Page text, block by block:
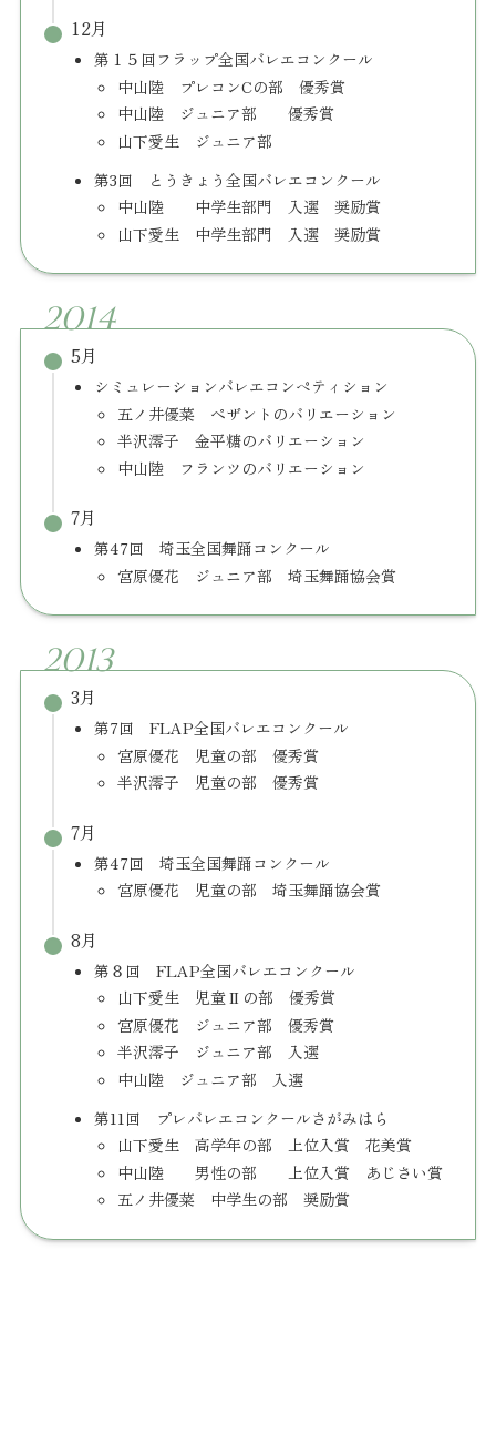
12月
第１５回フラップ全国バレエコンクール
中山陸 プレコンCの部 優秀賞
中山陸 ジュニア部 優秀賞
山下愛生 ジュニア部
第3回 とうきょう全国バレエコンクール
中山陸 中学生部門 入選 奨励賞
山下愛生 中学生部門 入選 奨励賞
2014
5月
シミュレーションバレエコンペティション
五ノ井優菜 ぺザントのバリエーション
半沢澪子 金平糖のバリエーション
中山陸 フランツのバリエーション
7月
第47回 埼玉全国舞踊コンクール
宮原優花 ジュニア部 埼玉舞踊協会賞
2013
3月
第7回 FLAP全国バレエコンクール
宮原優花 児童の部 優秀賞
半沢澪子 児童の部 優秀賞
7月
第47回 埼玉全国舞踊コンクール
宮原優花 児童の部 埼玉舞踊協会賞
8月
第８回 FLAP全国バレエコンクール
山下愛生 児童Ⅱの部 優秀賞
宮原優花 ジュニア部 優秀賞
半沢澪子 ジュニア部 入選
中山陸 ジュニア部 入選
第11回 プレバレエコンクールさがみはら
山下愛生 高学年の部 上位入賞 花美賞
中山陸 男性の部 上位入賞 あじさい賞
五ノ井優菜 中学生の部 奨励賞